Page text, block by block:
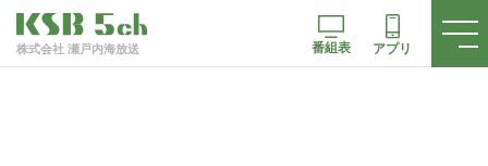
株式会社 瀬戸内海放送 番組表 アプリ